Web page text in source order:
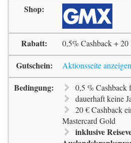
0,5% Cashback +
Aktionsseite anzeigen
0,5 % Cashback
dauerhaft keine
20 € Cashback
Mastercard Gold
inklusive